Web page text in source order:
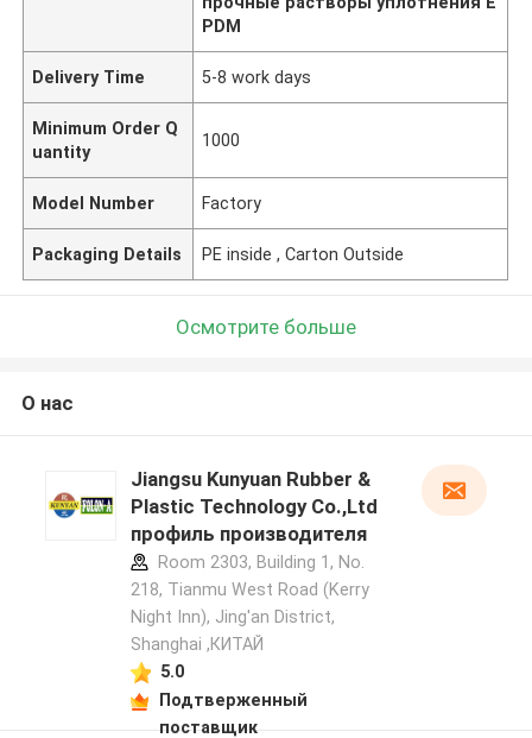
PDM
Delivery Time 5-8 work days
Minimum Order Q
uantity
1000
Model Number Factory
Packaging Details PE inside , Carton Outside
Осмотрите больше
О нас
Jiangsu Kunyuan Rubber &
Plastic Technology Co.,Ltd
профиль производителя
Room 2303, Building 1, No.
218, Tianmu West Road (Kerry
Night Inn), Jing'an District,
Shanghai ,КИТАЙ
5.0
Подтверженный
поставщик